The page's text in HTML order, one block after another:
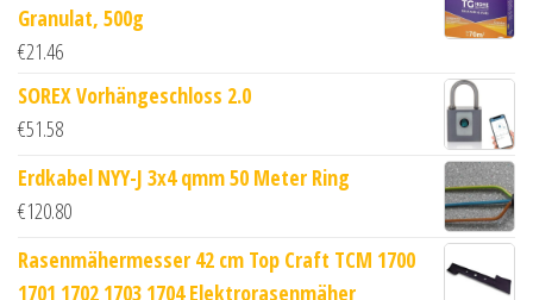
Granulat, 500g
€21.46
SOREX Vorhängeschloss 2.0
€51.58
Erdkabel NYY-J 3x4 qmm 50 Meter Ring
€120.80
Rasenmähermesser 42 cm Top Craft TCM 1700
1701 1702 1703 1704 Elektrorasenmäher